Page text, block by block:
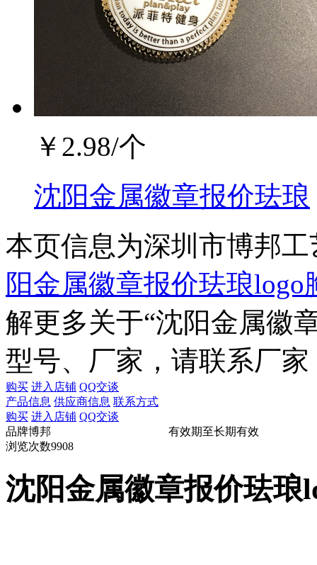
￥ 2.98/个
沈阳金属徽章报价珐琅
本页信息为深圳市博邦
阳金属徽章报价珐琅logo
解更多关于“沈阳金属徽
型号、厂家，请联系厂
购买 进入店铺 QQ交谈
产品信息 供应商信息 联系方式
购买 进入店铺 QQ交谈
品牌博邦 有效期至长期有效
浏览次数9908
沈阳金属徽章报价珐琅